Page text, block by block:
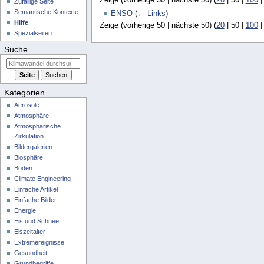
ENSO (← Links)
Zeige (vorherige 50| nächste 50) (20| 50| 100|
Zufällige Seite
Semantische Kontexte
Hilfe
Spezialseiten
Suche
Kategorien
Aerosole
Atmosphäre
Atmosphärische
Zirkulation
Bildergalerien
Biosphäre
Boden
Climate Engineering
Einfache Artikel
Einfache Bilder
Energie
Eis und Schnee
Eiszeitalter
Extremereignisse
Gesundheit